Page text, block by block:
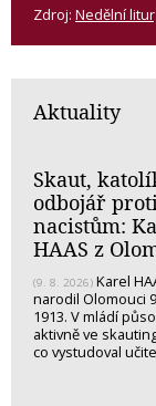
Zdroj: Nedělní
Aktuality
Skaut,
odbojář proti
nacistům:
HAAS z
(9. 8. 2026) Karel
narodil Olomouci
1913. V mládí
aktivně ve
co vystudoval